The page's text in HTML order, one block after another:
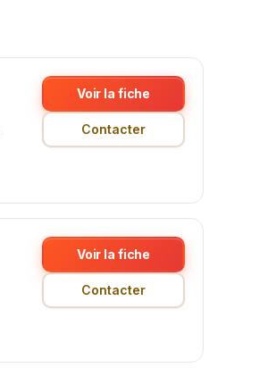
Voir la fiche
Contacter
Voir la fiche
Contacter